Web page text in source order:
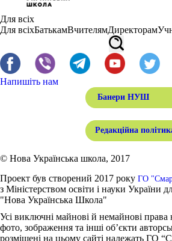
Для всіх
Для всіхБатькамВчителямДиректорам
Напишіть нам
Банери НУШ
Редакційна
© Нова Українська школа, 2017
Проект був створений 2017 року ГО
з Міністерством освіти і науки України
"Нова Українська Школа"
Усі виключні майнові й немайнові права
фото, зображення та інші об’єкти
розміщені на цьому сайті належать ГО